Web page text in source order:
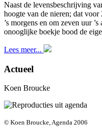
Naast de levensbeschrijving
hoogte van de nieren; dat
’s morgens en om zeven uur
onooglijke boekje bood de
Lees meer...
Actueel
Koen Broucke
© Koen Broucke, Agenda 2006